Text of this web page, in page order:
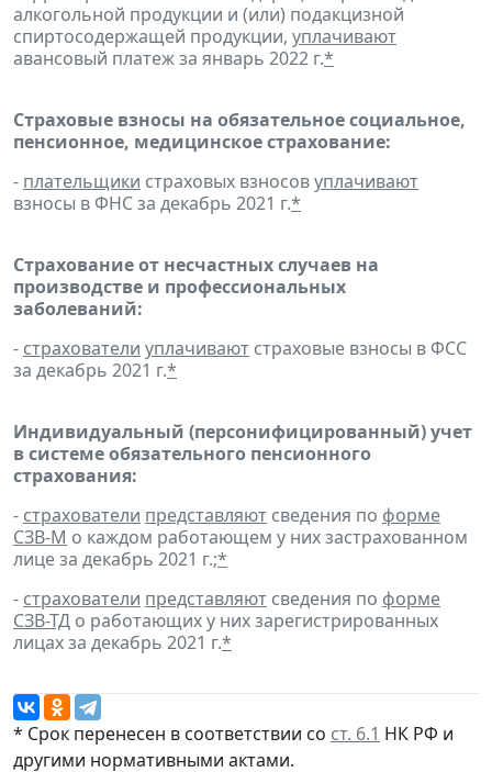
алкогольной продукции и (или) подакцизной
спиртосодержащей продукции, уплачивают
авансовый платеж за январь 2022 г.*
Страховые взносы на обязательное социальное,
пенсионное, медицинское страхование:
- плательщики страховых взносовуплачивают
взносы в ФНС за декабрь 2021 г.*
Страхование от несчастных случаев на
производстве и профессиональных
заболеваний:
- страхователи уплачивают страховые взносы в ФСС
за декабрь 2021 г.*
Индивидуальный (персонифицированный) учет
в системе обязательного пенсионного
страхования:
- страхователи представляют сведения по форме
СЗВ-М о каждом работающем у них застрахованном
лице за декабрь 2021 г.;*
- страхователи представляют сведения по форме
СЗВ-ТД о работающих у них зарегистрированных
лицах за декабрь 2021 г.*
* Срок перенесен в соответствии со ст. 6.1 НК РФ и
другими нормативными актами.